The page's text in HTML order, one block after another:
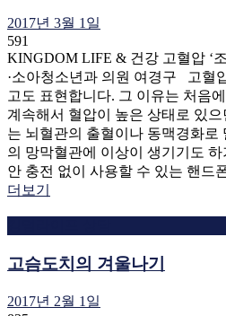
2017년 3월 1일
591
KINGDOM LIFE & 건강 고혈압 ‘
·소아청소년과 의원 여경구 고혈
고도 표현합니다. 그 이유는 처음
계속해서 혈압이 높은 상태로 있
는 뇌혈관의 출혈이나 동맥경화로
의 망막혈관에 이상이 생기기도
안 충전 없이 사용할 수 있는 핸드
더보기
고슴도치의 겨울나기
2017년 2월 1일